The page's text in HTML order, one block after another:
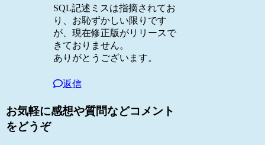
SQL記述ミスは指摘されてお
り、お恥ずかしい限りです
が、現在修正版がリリースで
きておりません。
ありがとうございます。
返信
お気軽に感想や質問などコメント
をどうぞ